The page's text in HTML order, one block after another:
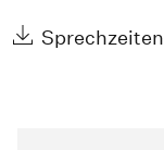
Sprechzeiten